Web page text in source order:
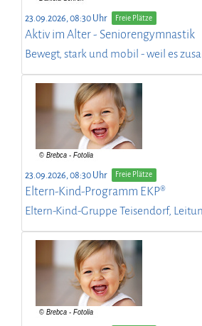
23.09.2026, 08:30 Uhr Freie Plätze
Aktiv im Alter - Seniorengymnastik
Bewegt, stark und mobil - weil es
23.09.2026, 08:30 Uhr Freie Plätze
Eltern-Kind-Programm EKP®
Eltern-Kind-Gruppe Teisendorf,